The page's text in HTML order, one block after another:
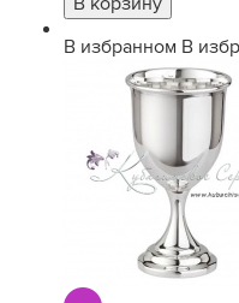
В избранном В